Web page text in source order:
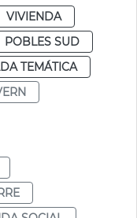
VIVIENDA
POBLES SUD
TEMÁTICA